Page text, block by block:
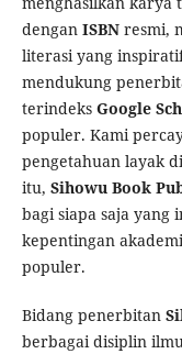
dengan ISBNresmi,
literasi yang
mendukung
terindeks Google
populer. Kami
pengetahuan layak
itu, Sihowu Book
bagi siapa saja
kepentingan
populer.
Bidang penerbitan
berbagai disiplin